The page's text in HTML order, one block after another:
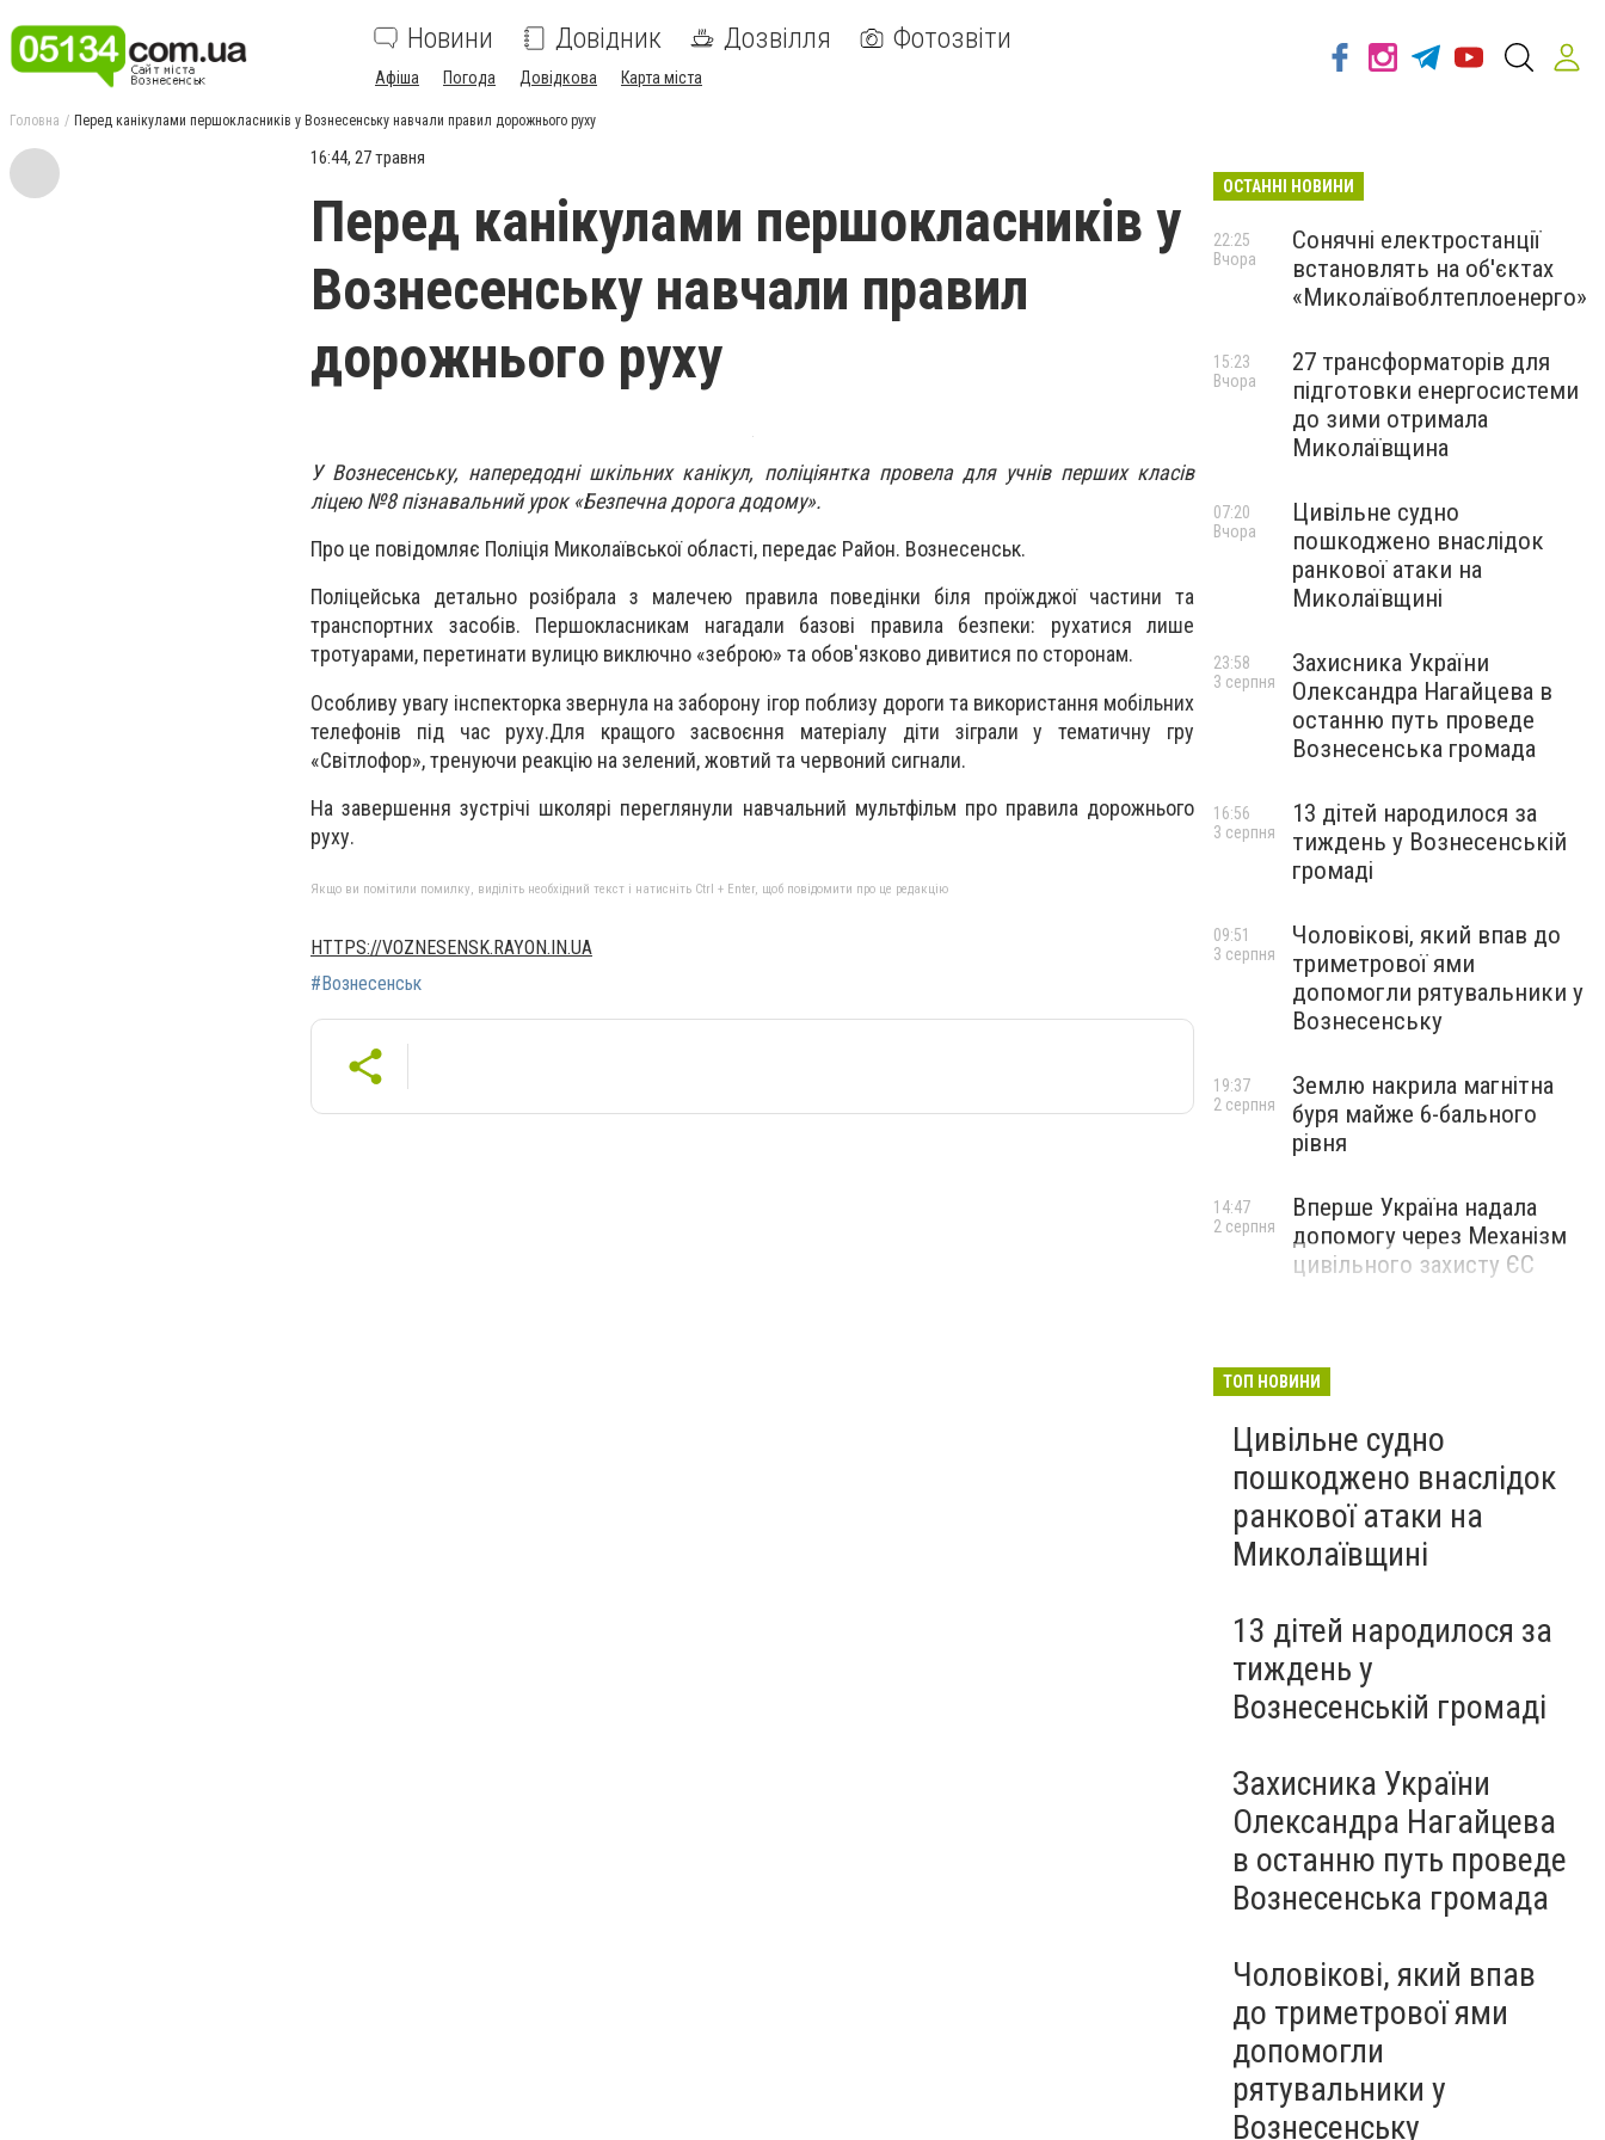
Новини Довідник Дозвілля Фотозвіти
Афіша Погода Довідкова Карта міста
Головна Перед канікулами першокласників у Вознесенську навчали правил дорожнього руху
16:44, 27 травня
Перед канікулами першокласників у
Вознесенську навчали правил
дорожнього руху
У Вознесенську, напередодні шкільних канікул, поліціянтка провела для учнів перших класів
ліцею №8 пізнавальний урок «Безпечна дорога додому».
Про це повідомляє Поліція Миколаївської області, передає Район. Вознесенськ.
Поліцейська детально розібрала з малечею правила поведінки біля проїжджої частини та
транспортних засобів. Першокласникам нагадали базові правила безпеки: рухатися лише
тротуарами, перетинати вулицю виключно «зеброю» та обов'язково дивитися по сторонам.
Особливу увагу інспекторка звернула на заборону ігор поблизу дороги та використання мобільних
телефонів під час руху.Для кращого засвоєння матеріалу діти зіграли у тематичну гру
«Світлофор», тренуючи реакцію на зелений, жовтий та червоний сигнали.
На завершення зустрічі школярі переглянули навчальний мультфільм про правила дорожнього
руху.
Якщо ви помітили помилку, виділіть необхідний текст і натисніть Ctrl + Enter, щоб повідомити про це редакцію
HTTPS://VOZNESENSK.RAYON.IN.UA
#Вознесенськ
ОСТАННІ НОВИНИ
Сонячні електростанції
встановлять на об'єктах
«Миколаївоблтеплоенерго»
22:25
Вчора
27 трансформаторів для
підготовки енергосистеми
до зими отримала
Миколаївщина
15:23
Вчора
Цивільне судно
пошкоджено внаслідок
ранкової атаки на
Миколаївщині
07:20
Вчора
Захисника України
Олександра Нагайцева в
останню путь проведе
Вознесенська громада
23:58
3 серпня
13 дітей народилося за
тиждень у Вознесенській
громаді
16:56
3 серпня
Чоловікові, який впав до
триметрової ями
допомогли рятувальники у
Вознесенську
09:51
3 серпня
Землю накрила магнітна
буря майже 6-бального
рівня
19:37
2 серпня
Вперше Україна надала
допомогу через Механізм
цивільного захисту ЄС
14:47
2 серпня
ТОП НОВИНИ
Цивільне судно
пошкоджено внаслідок
ранкової атаки на
Миколаївщині
13 дітей народилося за
тиждень у
Вознесенській громаді
Захисника України
Олександра Нагайцева
в останню путь проведе
Вознесенська громада
Чоловікові, який впав
до триметрової ями
допомогли
рятувальники у
Вознесенську